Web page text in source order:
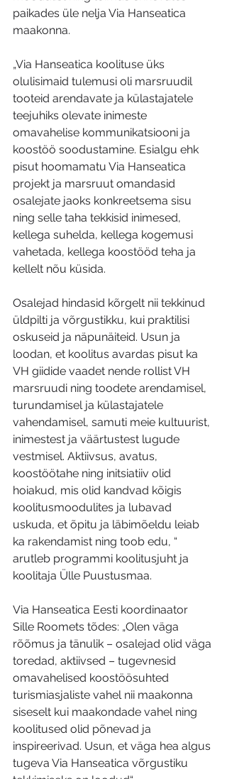
paikades üle nelja Via Hanseatica
maakonna.
„Via Hanseatica koolituse üks
olulisimaid tulemusi oli marsruudil
tooteid arendavate ja külastajatele
teejuhiks olevate inimeste
omavahelise kommunikatsiooni ja
koostöö soodustamine. Esialgu ehk
pisut hoomamatu Via Hanseatica
projekt ja marsruut omandasid
osalejate jaoks konkreetsema sisu
ning selle taha tekkisid inimesed,
kellega suhelda, kellega kogemusi
vahetada, kellega koostööd teha ja
kellelt nõu küsida.
Osalejad hindasid kõrgelt nii tekkinud
üldpilti ja võrgustikku, kui praktilisi
oskuseid ja näpunäiteid. Usun ja
loodan, et koolitus avardas pisut ka
VH giidide vaadet nende rollist VH
marsruudi ning toodete arendamisel,
turundamisel ja külastajatele
vahendamisel, samuti meie kultuurist,
inimestest ja väärtustest lugude
vestmisel. Aktiivsus, avatus,
koostöötahe ning initsiatiiv olid
hoiakud, mis olid kandvad kõigis
koolitusmoodulites ja lubavad
uskuda, et õpitu ja läbimõeldu leiab
ka rakendamist ning toob edu, “
arutleb programmi koolitusjuht ja
koolitaja Ülle Puustusmaa.
Via Hanseatica Eesti koordinaator
Sille Roomets tõdes: „Olen väga
rõõmus ja tänulik – osalejad olid väga
toredad, aktiivsed – tugevnesid
omavahelised koostöösuhted
turismiasjaliste vahel nii maakonna
siseselt kui maakondade vahel ning
koolitused olid põnevad ja
inspireerivad. Usun, et väga hea algus
tugeva Via Hanseatica võrgustiku